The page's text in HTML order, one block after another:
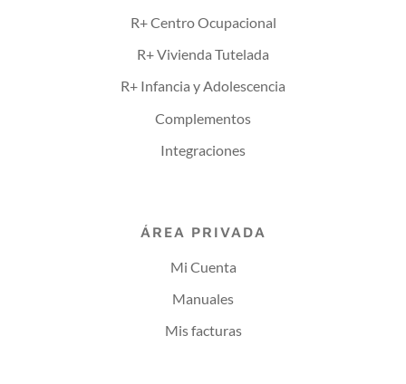
R+ Centro Ocupacional
R+ Vivienda Tutelada
R+ Infancia y Adolescencia
Complementos
Integraciones
ÁREA PRIVADA
Mi Cuenta
Manuales
Mis facturas